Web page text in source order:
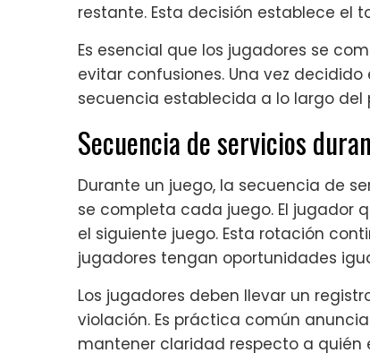
restante. Esta decisión establece el
Es esencial que los jugadores se
evitar confusiones. Una vez
secuencia establecida a lo largo del
Secuencia de servicios
Durante un juego, la secuencia de
se completa cada juego. El jugador
el siguiente juego. Esta rotación
jugadores tengan oportunidades
Los jugadores deben llevar un
violación. Es práctica común
mantener claridad respecto a quién